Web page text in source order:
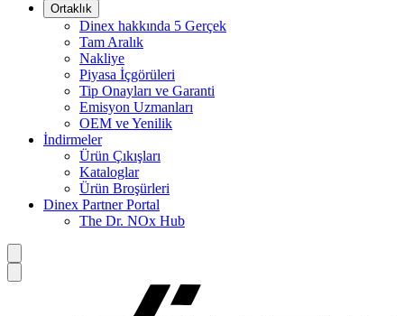
Ortaklık
Dinex hakkında 5 Gerçek
Tam Aralık
Nakliye
Piyasa İçgörüleri
Tip Onayları ve Garanti
Emisyon Uzmanları
OEM ve Yenilik
İndirmeler
Ürün Çıkışları
Kataloglar
Ürün Broşürleri
Dinex Partner Portal
The Dr. NOx Hub